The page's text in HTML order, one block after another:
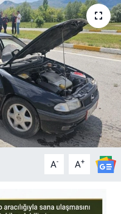
A- A+